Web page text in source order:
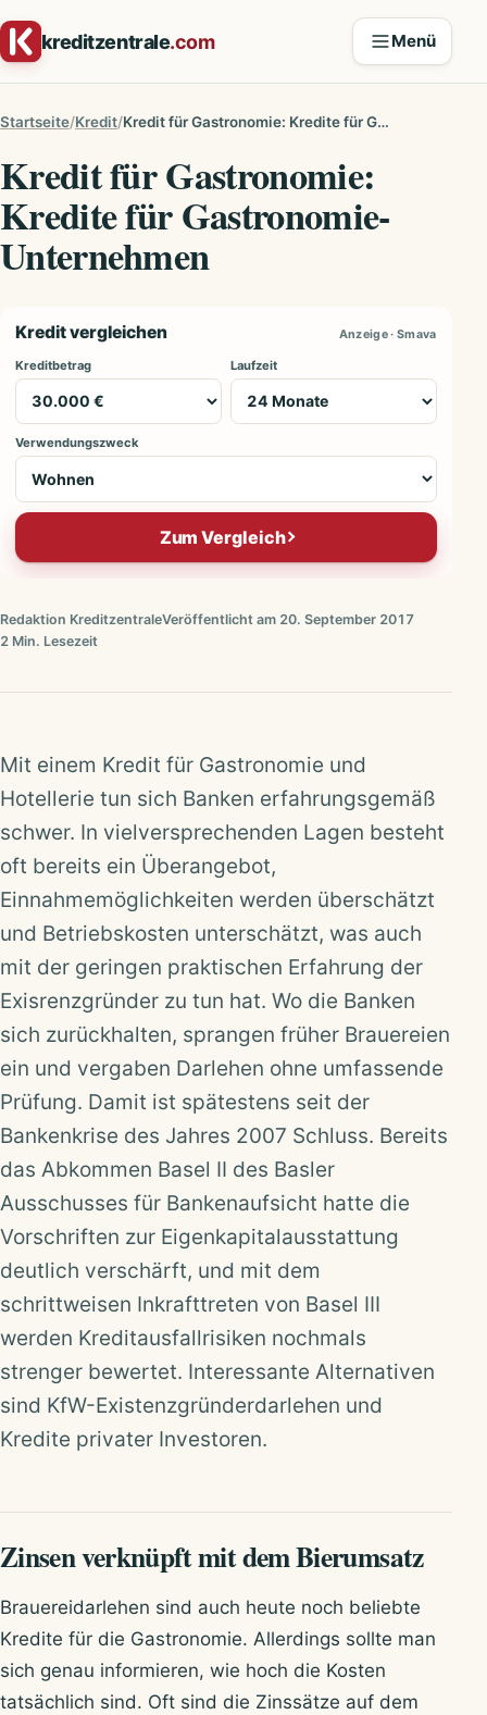
kreditzentrale.com Menü
Startseite Kredit Kredit für Gastronomie: Kredite für Gastronomie-Unternehmen
Kredit für Gastronomie:
Kredite für Gastronomie-
Unternehmen
Kredit vergleichen Anzeige · Smava
Kreditbetrag Laufzeit
Verwendungszweck
Zum Vergleich
Redaktion KreditzentraleVeröffentlicht am 20. September 2017
2 Min. Lesezeit
Mit einem Kredit für Gastronomie und
Hotellerie tun sich Banken erfahrungsgemäß
schwer. In vielversprechenden Lagen besteht
oft bereits ein Überangebot,
Einnahmemöglichkeiten werden überschätzt
und Betriebskosten unterschätzt, was auch
mit der geringen praktischen Erfahrung der
Exisrenzgründer zu tun hat. Wo die Banken
sich zurückhalten, sprangen früher Brauereien
ein und vergaben Darlehen ohne umfassende
Prüfung. Damit ist spätestens seit der
Bankenkrise des Jahres 2007 Schluss. Bereits
das Abkommen Basel II des Basler
Ausschusses für Bankenaufsicht hatte die
Vorschriften zur Eigenkapitalausstattung
deutlich verschärft, und mit dem
schrittweisen Inkrafttreten von Basel III
werden Kreditausfallrisiken nochmals
strenger bewertet. Interessante Alternativen
sind KfW-Existenzgründerdarlehen und
Kredite privater Investoren.
Zinsen verknüpft mit dem Bierumsatz
Brauereidarlehen sind auch heute noch beliebte
Kredite für die Gastronomie. Allerdings sollte man
sich genau informieren, wie hoch die Kosten
tatsächlich sind. Oft sind die Zinssätze auf dem